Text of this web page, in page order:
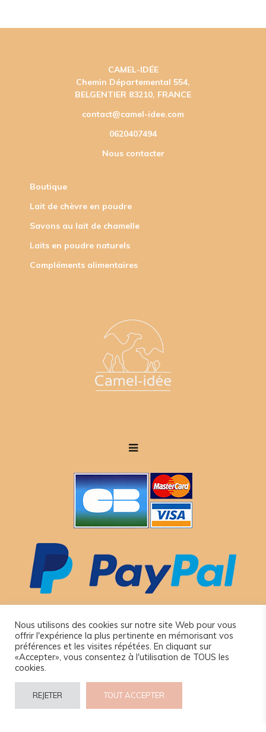
CAMEL-IDÉE
Chemin Départemental 554,
BELGENTIER 83210, FRANCE
contact@camel-idee.com
0620407494
Nous contacter
Boutique
Lait de chèvre en poudre
Savons au lait de chamelle
Laits en poudre naturels
Compléments alimentaires
© 2024 www.camel-idee.com.
Nous utilisons des cookies sur notre site Web pour vous
offrir l'expérience la plus pertinente en mémorisant vos
préférences et les visites répétées. En cliquant sur
«Accepter», vous consentez à l'utilisation de TOUS les
cookies.
REJETER TOUT ACCEPTER